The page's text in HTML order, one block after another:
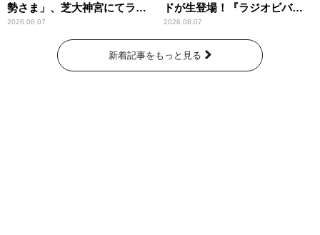
勢さま」、芝大神宮にてラン
パンプスが合格祈願！
2026.08.07
ドが生登場！『ラジオビバリ
ー昼ズ』
2026.08.07
新着記事をもっと見る